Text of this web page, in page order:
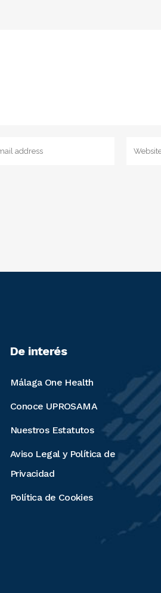
De interés
Málaga One Health
Conoce UPROSAMA
Nuestros Estatutos
Aviso Legal y Política de
Privacidad
Política de Cookies